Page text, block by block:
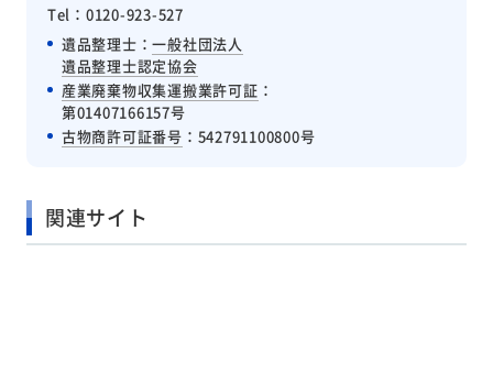
Tel：0120-923-527
遺品整理士：一般社団法人
遺品整理士認定協会
産業廃棄物収集運搬業許可証 ：
第01407166157号
古物商許可証番号 ：542791100800号
関連サイト